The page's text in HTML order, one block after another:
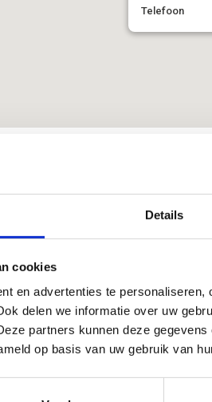
Details
cookies
en advertenties te
delen we informatie over uw
partners kunnen deze
op basis van uw gebruik van
Telefoon
het openbaar
met het openbaar vervoer, neem
Pollaertstraat wandel je op vijf